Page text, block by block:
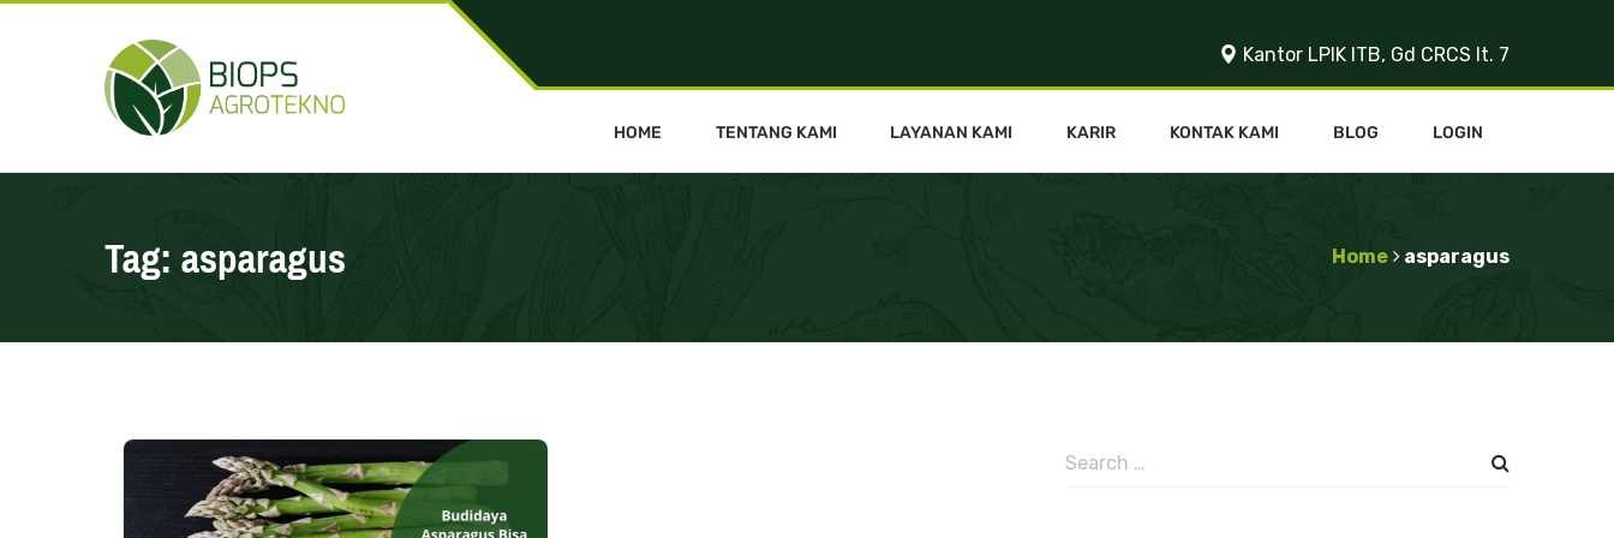
Kantor LPIK ITB, Gd CRCS lt. 7
HOME TENTANG KAMI LAYANAN KAMI KARIR KONTAK KAMI BLOG LOGIN
Tag:asparagus Home asparagus
Search